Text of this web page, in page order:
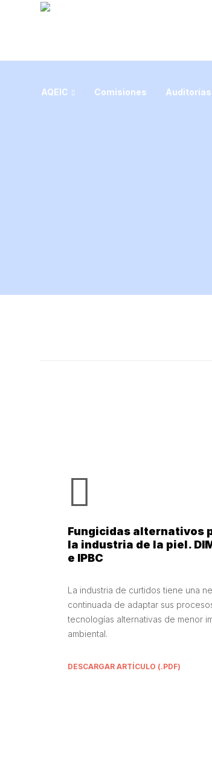
AQEIC Comisiones Auditorías
Fungicidas alternativos
la industria de la piel.
e IPBC
La industria de curtidos tiene una
continuada de adaptar sus
tecnologías alternativas de menor
ambiental.
DESCARGAR ARTÍCULO (.PDF)